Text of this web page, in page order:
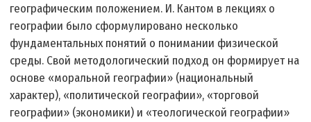
географическим положением. И. Кантом в лекциях о
географии было сформулировано несколько
фундаментальных понятий о понимании физической
среды. Свой методологический подход он формирует на
основе «моральной географии» (национальный
характер), «политической географии», «торговой
географии» (экономики) и «теологической географии»